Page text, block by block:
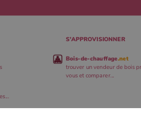
S'APPROVISIONNER
Bois-de-chauffage.net
trouver un vendeur de bois
vous et comparer...